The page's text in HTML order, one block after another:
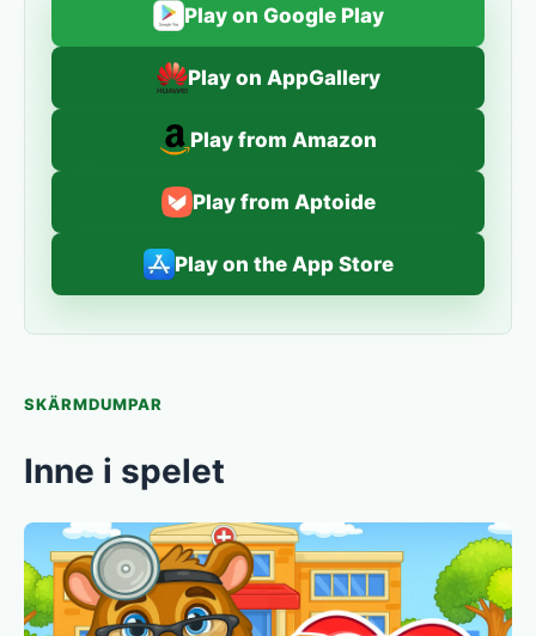
Play on Google Play
Play on AppGallery
Play from Amazon
Play from Aptoide
Play on the App Store
SKÄRMDUMPAR
Inne i spelet